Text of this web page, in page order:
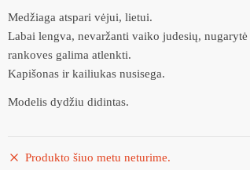
Medžiaga atspari vėjui, lietui.
Labai lengva, nevaržanti vaiko judesių,
rankoves galima atlenkti.
Kapišonas ir kailiukas nusisega.
Modelis dydžiu didintas.
Produkto šiuo metu neturime.